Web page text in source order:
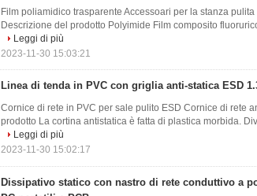
Film poliamidico trasparente Accessoari per la stanza
Descrizione del prodotto Polyimide Film composito
Leggi di più
2023-11-30 15:03:21
Linea di tenda in PVC con griglia anti-statica ESD
Cornice di rete in PVC per sale pulito ESD Cornice di rete
prodotto La cortina antistatica è fatta di plastica morbida.
Leggi di più
2023-11-30 15:02:17
Dissipativo statico con nastro di rete conduttivo a